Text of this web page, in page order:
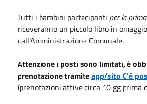
Tutti i bambini partecipanti per la
riceveranno un piccolo libro in
dall'Amministrazione Comunale.
Attenzione i posti sono limitati, è
prenotazione tramiteapp/sito C'è
(prenotazioni attive circa 10 gg prima